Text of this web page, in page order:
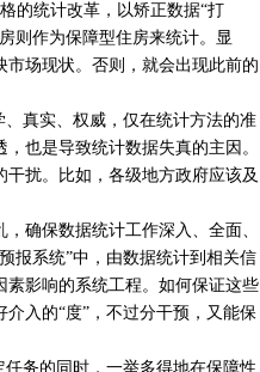
的统计改革，以矫正数据“打
则作为保障型住房来统计。显
场现状。否则，就会出现此前的
真实、权威，仅在统计方法的准
也是导致统计数据失真的主因。
扰。比如，各级地方政府应该及
确保数据统计工作深入、全面、
报系统”中，由数据统计到相关信
影响的系统工程。如何保证这些
入的“度”，不过分干预，又能保
务的同时，一举多得地在保障性